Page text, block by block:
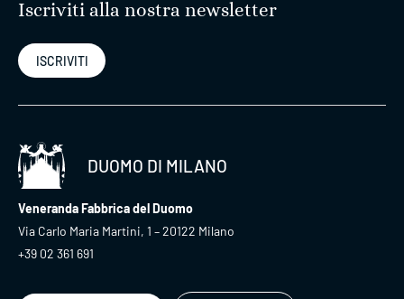
Iscriviti alla nostra newsletter
ISCRIVITI
DUOMO DI MILANO
Veneranda Fabbrica del Duomo
Via Carlo Maria Martini, 1 – 20122 Milano
+39 02 361 691